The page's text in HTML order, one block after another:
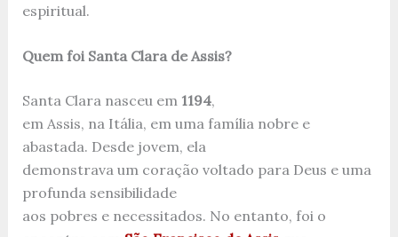
espiritual.
Quem foi Santa Clara de Assis?
Santa Clara nasceu em 1194,
em Assis, na Itália, em uma família nobre e
abastada. Desde jovem, ela
demonstrava um coração voltado para Deus e uma
profunda sensibilidade
aos pobres e necessitados. No entanto, foi o